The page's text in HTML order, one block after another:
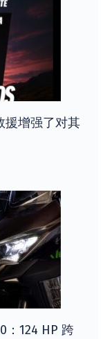
援增强了对其
：124 HP 跨